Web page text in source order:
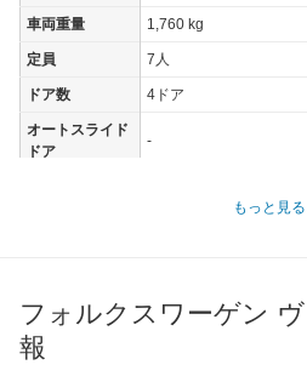
車両重量 1,760 kg
定員 7人
ドア数 4ドア
オートスライド
ドア
-
81.00 [110]/ 4,500
タイヤ
前輪サイズ
もっと見る
フォルクスワーゲン
報